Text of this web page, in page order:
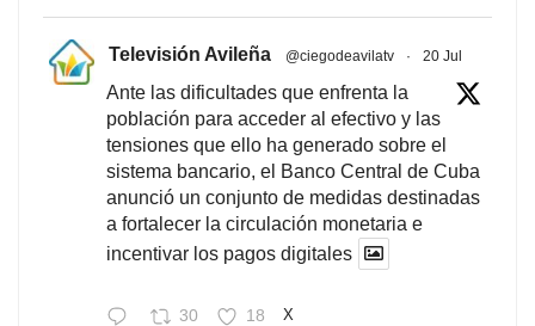
Televisión Avileña @ciegodeavilatv · 20 Jul
Ante las dificultades que enfrenta la
población para acceder al efectivo y las
tensiones que ello ha generado sobre el
sistema bancario, el Banco Central de Cuba
anunció un conjunto de medidas destinadas
a fortalecer la circulación monetaria e
incentivar los pagos digitales
30 18 X